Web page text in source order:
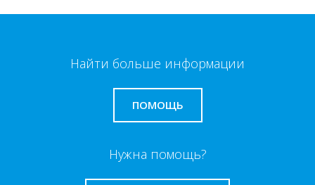
Найти больше информации
ПОМОЩЬ
Нужна помощь?